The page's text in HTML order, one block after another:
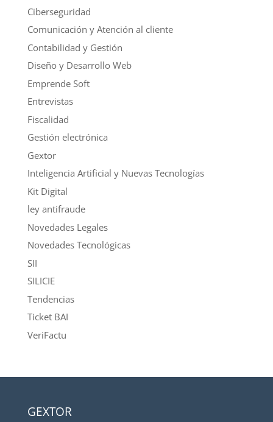
Ciberseguridad
Comunicación y Atención al cliente
Contabilidad y Gestión
Diseño y Desarrollo Web
Emprende Soft
Entrevistas
Fiscalidad
Gestión electrónica
Gextor
Inteligencia Artificial y Nuevas Tecnologías
Kit Digital
ley antifraude
Novedades Legales
Novedades Tecnológicas
SII
SILICIE
Tendencias
Ticket BAI
VeriFactu
GEXTOR